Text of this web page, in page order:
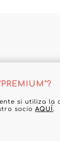
si utiliza
socio AQUÍ.